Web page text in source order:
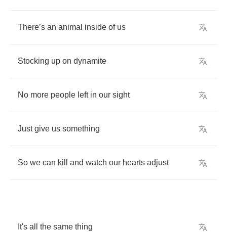
There’s an animal inside of us
Stocking up on dynamite
No more people left in our sight
Just give us something
So we can kill and watch our hearts adjust
It's all the same thing